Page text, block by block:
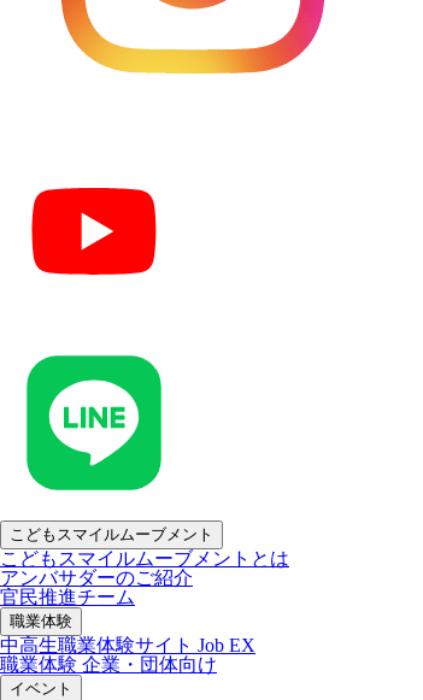
こどもスマイルムーブメント
こどもスマイルムーブメントとは
アンバサダーのご紹介
官民推進チーム
職業体験
中高生職業体験サイト Job EX
職業体験 企業・団体向け
イベント